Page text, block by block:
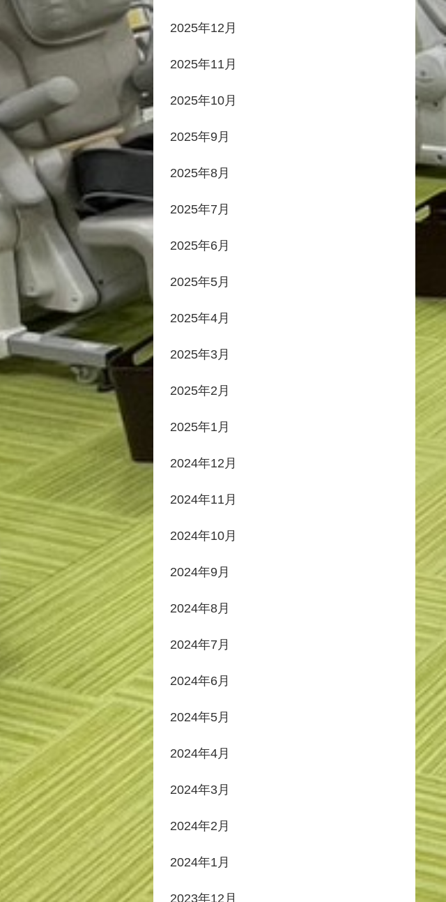
2025年12月
2025年11月
2025年10月
2025年9月
2025年8月
2025年7月
2025年6月
2025年5月
2025年4月
2025年3月
2025年2月
2025年1月
2024年12月
2024年11月
2024年10月
2024年9月
2024年8月
2024年7月
2024年6月
2024年5月
2024年4月
2024年3月
2024年2月
2024年1月
2023年12月